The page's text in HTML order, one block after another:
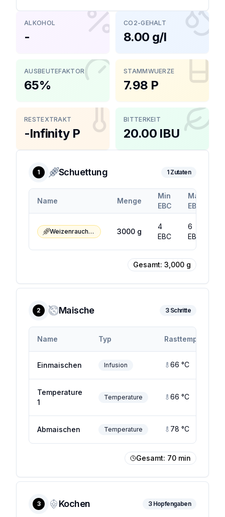
ALKOHOL
-
CO2-GEHALT
8.00 g/l
AUSBEUTEFAKTOR
65%
STAMMWUERZE
7.98 P
RESTEXTRAKT
-Infinity P
BITTERKEIT
20.00 IBU
1 Schuettung 1Zutaten
Name Menge
Min
EBC
Max
EBC
Weizenrauchmalz 3000 g
4
EBC
6
EBC
Gesamt: 3,000 g
2 Maische 3Schritte
Name Typ Rasttemp.
Einmaischen Infusion 66 °C
Temperature
1
Temperature 66 °C
Abmaischen Temperature 78 °C
Gesamt: 70 min
3 Kochen 3Hopfengaben